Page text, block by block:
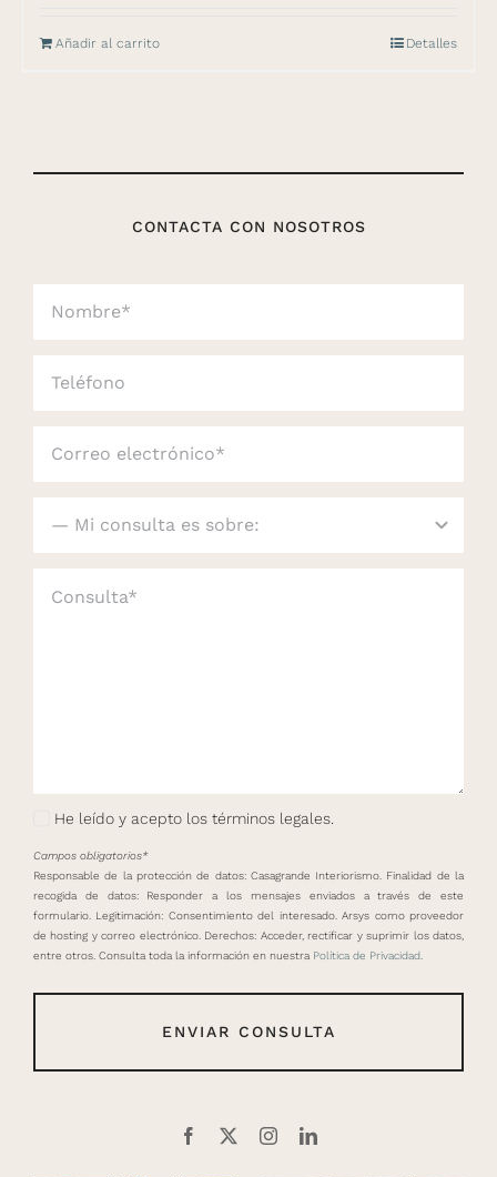
Añadir al carrito Detalles
CONTACTA CON NOSOTROS
He leído y acepto los términos legales.
Campos obligatorios*
Responsable de la protección de datos: Casagrande Interiorismo. Finalidad de la
recogida de datos: Responder a los mensajes enviados a través de este
formulario. Legitimación: Consentimiento del interesado. Arsys como proveedor
de hosting y correo electrónico. Derechos: Acceder, rectificar y suprimir los datos,
entre otros. Consulta toda la información en nuestra Política de Privacidad
ENVIAR CONSULTA